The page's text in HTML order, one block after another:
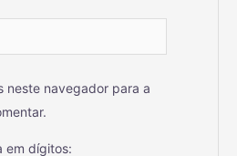
neste navegador para a
em dígitos: